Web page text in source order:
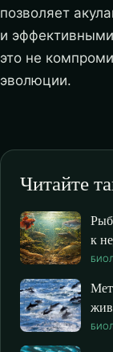
позволяет
и
это не
эволюции.
Читайте
к